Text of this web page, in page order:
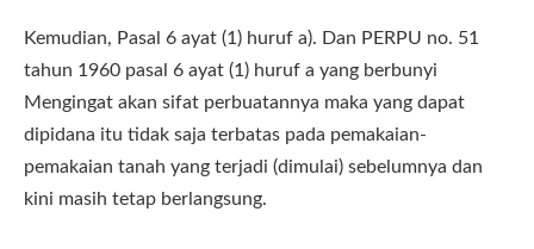
Kemudian, Pasal 6 ayat (1) huruf a). Dan PERPU no. 51
tahun 1960 pasal 6 ayat (1) huruf a yang berbunyi
Mengingat akan sifat perbuatannya maka yang dapat
dipidana itu tidak saja terbatas pada pemakaian-
pemakaian tanah yang terjadi (dimulai) sebelumnya dan
kini masih tetap berlangsung.